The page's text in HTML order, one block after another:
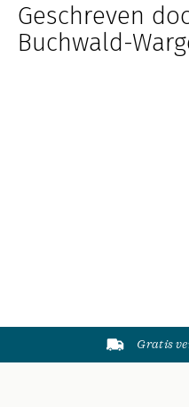
Geschreven
Buchwald-
Gratis